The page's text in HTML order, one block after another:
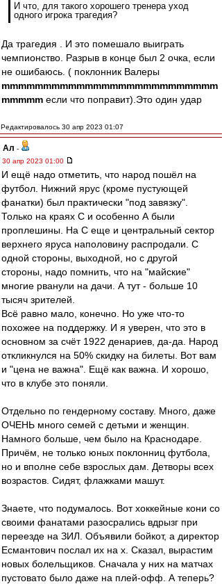
И что, для такого хорошего тренера уход
одного игрока трагедия?
Да трагедия . И это помешало выиграть
чемпионство. Разрыв в конце был 2 очка, если
не ошибаюсь. ( поклонник Валеры
mmmmmmmmmmmmmmmmmmmmmmmmmm
mmmmm если что поправит).Это один удар
Редактировалось 30 апр 2023 01:07
Ал -
30 апр 2023 01:00
И ещё надо отметить, что народ пошёл на
футбол. Нижний ярус (кроме пустующей
фанатки) был практически "под завязку".
Только на краях С и особенно А были
проплешины. На С еще и центральный сектор
верхнего яруса наполовину распродали. С
одной стороны, выходной, но с другой
стороны, надо помнить, что на "майские"
многие рванули на дачи. А тут - больше 10
тысяч зрителей.
Всё равно мало, конечно. Но уже что-то
похожее на поддержку. И я уверен, что это в
основном за счёт 1922 денариев, да-да. Народ
откликнулся на 50% скидку на билеты. Вот вам
и "цена не важна". Ещё как важна. И хорошо,
что в клубе это поняли.
Отдельно по гендерному составу. Много, даже
ОЧЕНЬ много семей с детьми и женщин.
Намного больше, чем было на Краснодаре.
Причём, не только юных поклонниц футбола,
но и вполне себе взрослых дам. Детворы всех
возрастов. Сидят, флажками машут.
Знаете, что подумалось. Вот хоккейные кони со
своими фанатами разосрались вдрызг при
переезде на ЗИЛ. Объявили бойкот, а директор
Есмантович послал их на х. Сказал, вырастим
новых болельщиков. Сначала у них на матчах
пустовато было даже на плей-офф. А теперь?